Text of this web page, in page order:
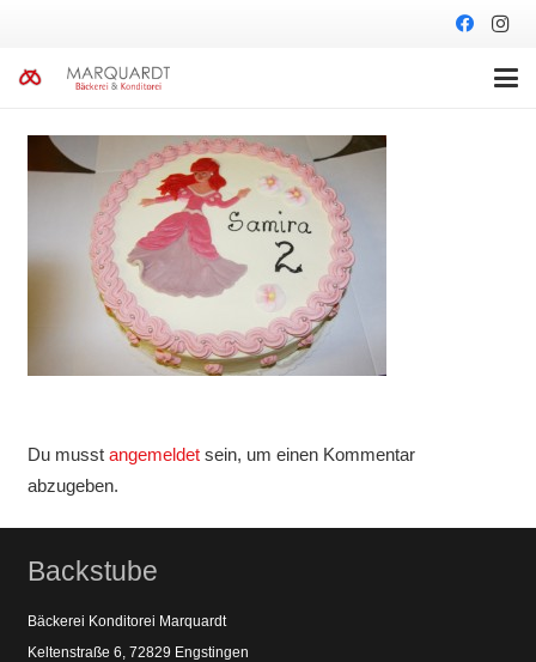
Du musst angemeldetsein, um einen Kommentar
abzugeben.
Backstube
Bäckerei Konditorei Marquardt
Keltenstraße 6, 72829 Engstingen